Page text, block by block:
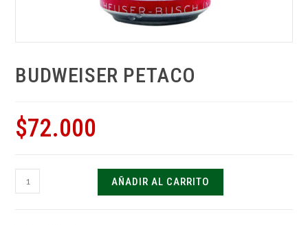
BUDWEISER PETACO
$72.000
AÑADIR AL CARRITO